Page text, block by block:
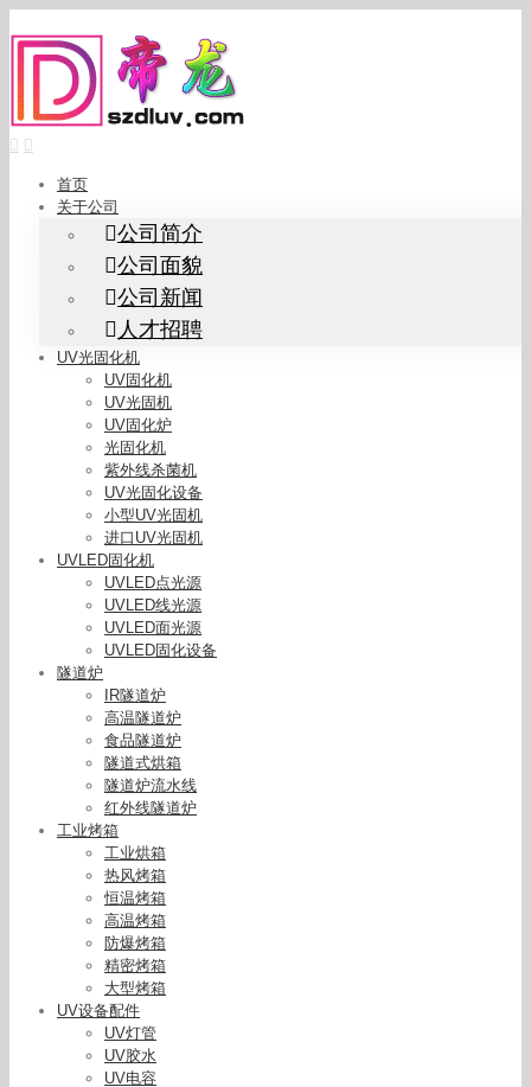
to
content
首页
关于公司
公司简介
公司面貌
公司新闻
人才招聘
UV光固化机
UV固化机
UV光固机
UV固化炉
光固化机
紫外线杀菌机
UV光固化设备
小型UV光固机
进口UV光固机
UVLED固化机
UVLED点光源
UVLED线光源
UVLED面光源
UVLED固化设备
隧道炉
IR隧道炉
高温隧道炉
食品隧道炉
隧道式烘箱
隧道炉流水线
红外线隧道炉
工业烤箱
工业烘箱
热风烤箱
恒温烤箱
高温烤箱
防爆烤箱
精密烤箱
大型烤箱
UV设备配件
UV灯管
UV胶水
UV电容